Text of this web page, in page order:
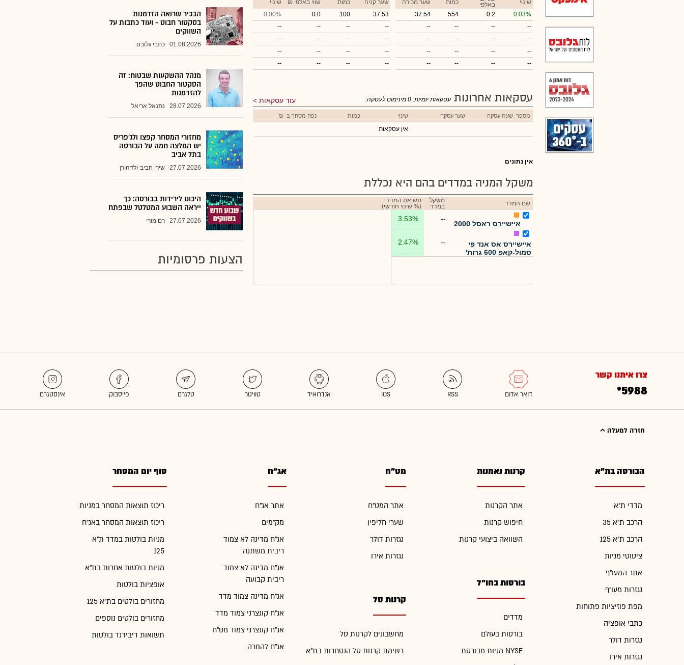
שינוי באלפי כמות
שער מכירה
0.03%
0.2
554
37.54
--
--
--
--
--
--
--
--
--
--
--
--
--
--
--
--
שער קניה כמות ₪ שווי באלפי
שינוי
37.53
100
0.0
0.00%
--
--
--
--
--
--
--
--
--
--
--
--
--
--
--
--
עסקאות אחרונות עוד עסקאות עסקאות יומיות: 0 מינימום לעסקה:
מספר שעת עסקה שער עסקה שינוי כמות נפח מסחר ב- ₪
אין עסקאות
אין נתונים
משקל המניה במדדים בהם היא נכללת
שם המדד
משקל
במדד
תשואת המדד
(% שינוי חודשי)
איישיירס ראסל 2000
--
3.53%
איישיירס אס אנד פי
סמול-קאפ 600 גרות'
--
2.47%
הבכיר שרואה הזדמנות
בסקטור חבוט - ועוד כתבות על
השווקים
01.08.2026 כתבי גלובס
מנהל ההשקעות שבטוח: זה
הסקטור החבוט שהפך
להזדמנות
28.07.2026 נתנאל אריאל
מחזורי המסחר קפצו ולג'פריס
יש המלצה חמה על הבורסה
בתל אביב
27.07.2026 שירי חביב-ולדהורן
היכונו לירידות בבורסה: כך
ייראה השבוע המטלטל שבפתח
27.07.2026 רם מורי
הצעות פרסומיות
צרו איתנו קשר
*5988
חזרה למעלה
הבורסה בת"א
מדדי ת"א
הרכב ת"א 35
הרכב ת"א 125
ציטוטי מניות
אתר המעו"ף
נגזרות מעו"ף
מפת פוזיציות פתוחות
כתבי אופציה
נגזרות דולר
נגזרות אירו
קרנות נאמנות
אתר הקרנות
חיפוש קרנות
השוואה ביצועי קרנות
בורסות בחו"ל
מדדים
בורסות בעולם
מניות מבורסת NYSE
מט"ח
אתר המט"ח
שערי חליפין
נגזרות דולר
נגזרות אירו
קרנות סל
מחשבונים לקרנות סל
רשימת קרנות סל הנסחרות בת"א
אג"ח
אתר אג"ח
מק"מים
אג"ח מדינה לא צמוד
ריבית משתנה
אג"ח מדינה לא צמוד
ריבית קבועה
אג"ח מדינה צמוד מדד
אג"ח קונצרני צמוד מדד
אג"ח קונצרני צמוד מט"ח
אג"ח להמרה
סוף יום המסחר
ריכוז תוצאות המסחר במניות
ריכוז תוצאות המסחר באג"ח
מניות בולטות במדד ת"א
125
מניות בולטות אחרות בת"א
אופציות בולטות
מחזורים בולטים בת"א 125
מחזורים בולטים נוספים
תשואות דיבידנד בולטות